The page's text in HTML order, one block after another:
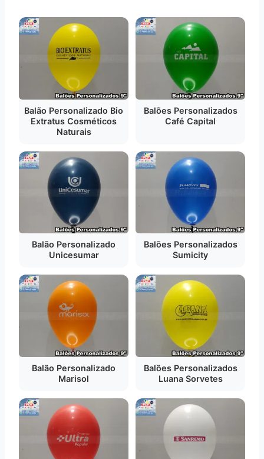
Balão Personalizado Bio
Extratus Cosméticos
Naturais
Balões Personalizados
Café Capital
Balão Personalizado
Unicesumar
Balões Personalizados
Sumicity
Balão Personalizado
Marisol
Balões Personalizados
Luana Sorvetes